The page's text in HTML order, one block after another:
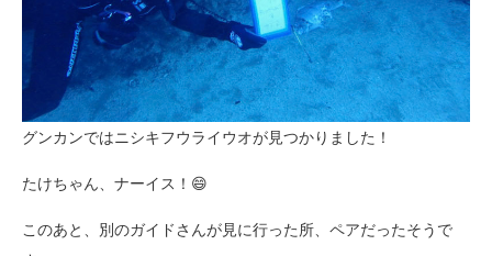
グンカンではニシキフウライウオが見つかりました！
たけちゃん、ナーイス！😄
このあと、別のガイドさんが見に行った所、ペアだったそうで